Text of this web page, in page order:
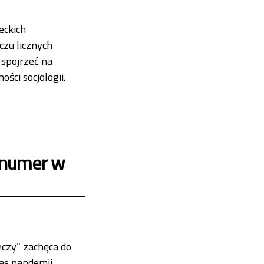
licznych
na
socjologii.
w
zachęca do